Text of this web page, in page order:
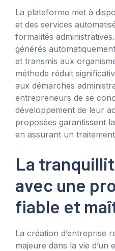
La plateforme met à
et des services
formalités
générés
et transmis aux
méthode réduit
aux démarches
entrepreneurs de se
développement de leur
proposées garantissent
en assurant un
La
avec une
fiable et
La création d’entreprise
majeure dans la vie d’un